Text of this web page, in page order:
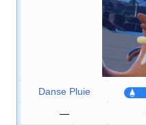
Danse Pluie
—